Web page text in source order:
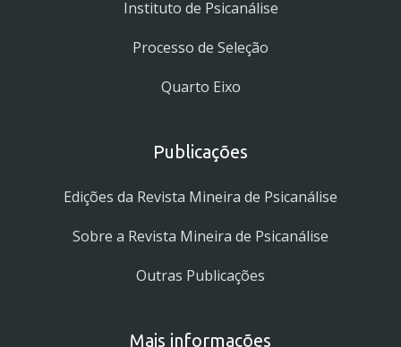
Instituto de Psicanálise
Processo de Seleção
Quarto Eixo
Publicações
Edições da Revista Mineira de Psicanálise
Sobre a Revista Mineira de Psicanálise
Outras Publicações
Mais informações